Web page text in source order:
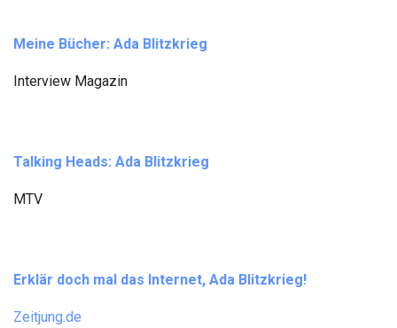
Meine Bücher: Ada Blitzkrieg
Interview Magazin
Talking Heads: Ada Blitzkrieg
MTV
Erklär doch mal das Internet, Ada Blitzkrieg!
Zeitjung.de